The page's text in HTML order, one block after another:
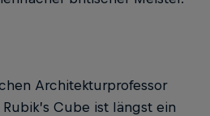
Architektur­professor
Cube ist längst ein